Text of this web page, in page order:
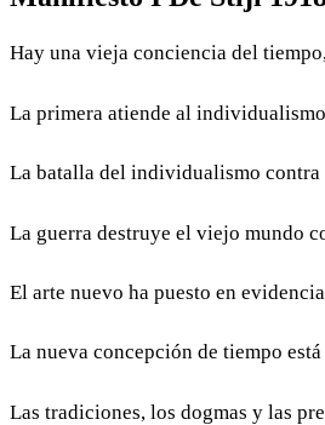
Hay una vieja conciencia del
La primera atiende al individualismo
La batalla del individualismo contra
La guerra destruye el viejo mundo
El arte nuevo ha puesto en
La nueva concepción de tiempo
Las tradiciones, los dogmas y las